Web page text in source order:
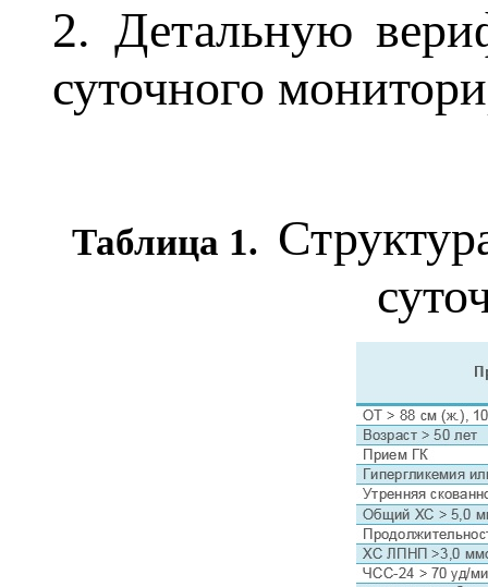
2. Детальную
суточного
Таблица 1.